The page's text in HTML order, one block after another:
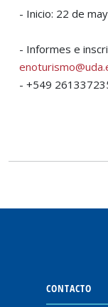
- Inicio: 22 de
- Informes e
- +549
CONTACTO